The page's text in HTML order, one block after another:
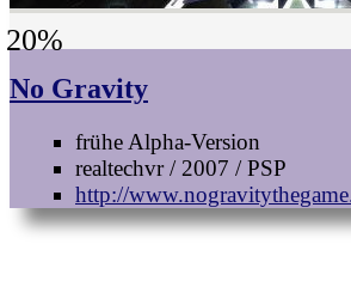
20%
No Gravity
frühe Alpha-Version
realtechvr / 2007 / PSP
http://